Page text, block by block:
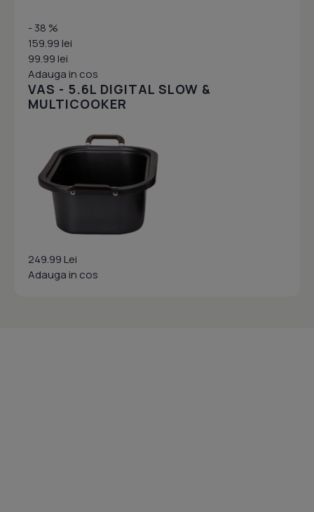
- 38 %
159.99 lei
99.99 lei
Adauga in cos
VAS - 5.6L DIGITAL SLOW &
MULTICOOKER
249.99 Lei
Adauga in cos